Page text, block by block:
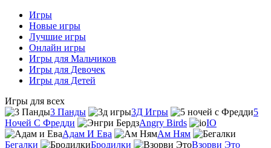
Игры
Новые игры
Лучшие игры
Онлайн игры
Игры для Мальчиков
Игры для Девочек
Игры для Детей
Игры для всех
3 Панды
3Д Игры
5
Ночей С Фредди
Angry Birds
IO
Адам И Ева
Ам Ням
Бегалки
Бродилки
Взорви Это